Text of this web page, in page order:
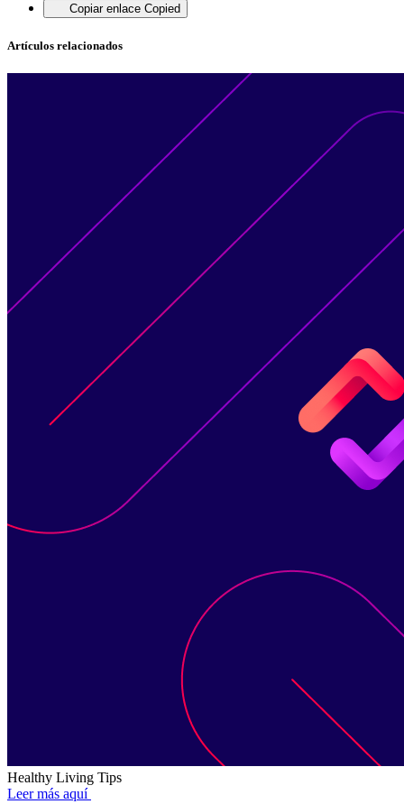
Copiar enlace Copied
Artículos relacionados
Healthy Living Tips
Leer más aquí